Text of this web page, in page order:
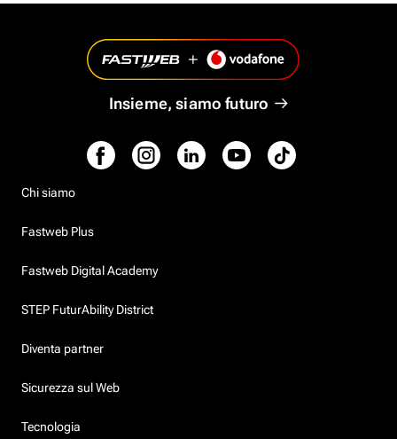
Insieme, siamo futuro
Chi siamo
Fastweb Plus
Fastweb Digital Academy
STEP FuturAbility District
Diventa partner
Sicurezza sul Web
Tecnologia